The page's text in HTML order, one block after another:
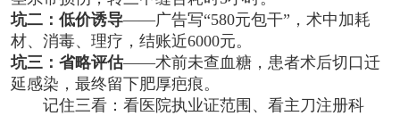
坑二：低价诱导——广告写“580元包干”，术中加耗
材、消毒、理疗，结账近6000元。
坑三：省略评估——术前未查血糖，患者术后切口迁
延感染，最终留下肥厚疤痕。
记住三看：看医院执业证范围、看主刀注册科